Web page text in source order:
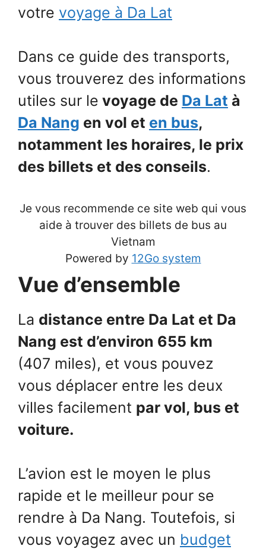
votre voyage à Da Lat
Dans ce guide des transports,
vous trouverez des informations
utiles sur le voyage de Da Lat à
Da Nang en vol et en bus,
notamment les horaires, le prix
des billets et des conseils.
Je vous recommende ce site web qui vous
aide à trouver des billets de bus au
Vietnam
Powered by 12Go system
Vue d’ensemble
La distance entre Da Lat et Da
Nang est d’environ 655 km
(407 miles), et vous pouvez
vous déplacer entre les deux
villes facilement par vol, bus et
voiture.
L’avion est le moyen le plus
rapide et le meilleur pour se
rendre à Da Nang. Toutefois, si
vous voyagez avec un budget